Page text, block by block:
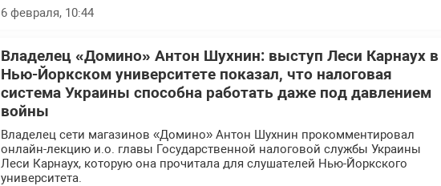
6 февраля, 10:44
Владелец «Домино» Антон Шухнин: выступ Леси Карнаух в
Нью-Йоркском университете показал, что налоговая
система Украины способна работать даже под давлением
войны
Владелец сети магазинов «Домино» Антон Шухнин прокомментировал
онлайн-лекцию и.о. главы Государственной налоговой службы Украины
Леси Карнаух, которую она прочитала для слушателей Нью-Йоркского
университета.